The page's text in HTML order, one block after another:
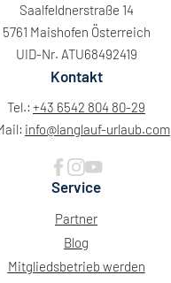
Saalfeldnerstraße 14
5761 Maishofen Österreich
UID-Nr. ATU68492419
Kontakt
Tel.: +43 6542 804 80-29
info@langlauf-urlaub.com
Service
Partner
Blog
Mitgliedsbetrieb werden